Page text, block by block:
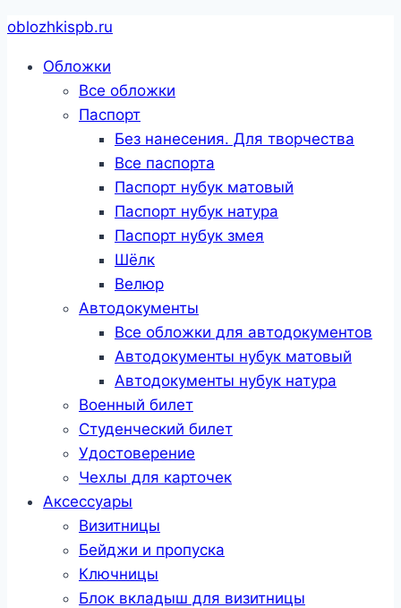
Перейти
содержанию
oblozhkispb.ru
Обложки
Все обложки
Паспорт
Без нанесения. Для творчества
Все паспорта
Паспорт нубук матовый
Паспорт нубук натура
Паспорт нубук змея
Шёлк
Велюр
Автодокументы
Все обложки для автодокументов
Автодокументы нубук матовый
Автодокументы нубук натура
Военный билет
Студенческий билет
Удостоверение
Чехлы для карточек
Аксессуары
Визитницы
Бейджи и пропуска
Ключницы
Блок вкладыш для визитницы